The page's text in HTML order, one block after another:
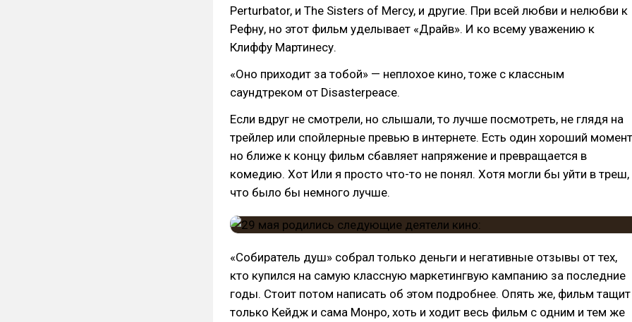
Perturbator, и The Sisters of Mercy, и другие. При всей любви и нелюбви к
Рефну, но этот фильм уделывает «Драйв». И ко всему уважению к
Клиффу Мартинесу.
«Оно приходит за тобой» — неплохое кино, тоже с классным
саундтреком от Disasterpeace.
Если вдруг не смотрели, но слышали, то лучше посмотреть, не глядя на
трейлер или спойлерные превью в интернете. Есть один хороший
но ближе к концу фильм сбавляет напряжение и превращается в
комедию. Хот Или я просто что-то не понял. Хотя могли бы уйти в треш,
что было бы немного лучше.
«Собиратель душ» собрал только деньги и негативные отзывы от тех,
кто купился на самую классную маркетингвую кампанию за последние
годы. Стоит потом написать об этом подробнее. Опять же, фильм тащит
только Кейдж и сама Монро, хоть и ходит весь фильм с одним и тем же